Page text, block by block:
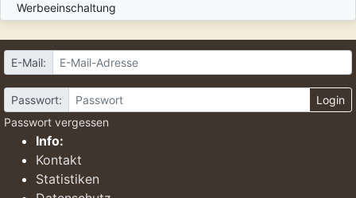
Werbeeinschaltung
E-Mail:
Passwort:
Login
Passwort vergessen
Info:
Kontakt
Statistiken